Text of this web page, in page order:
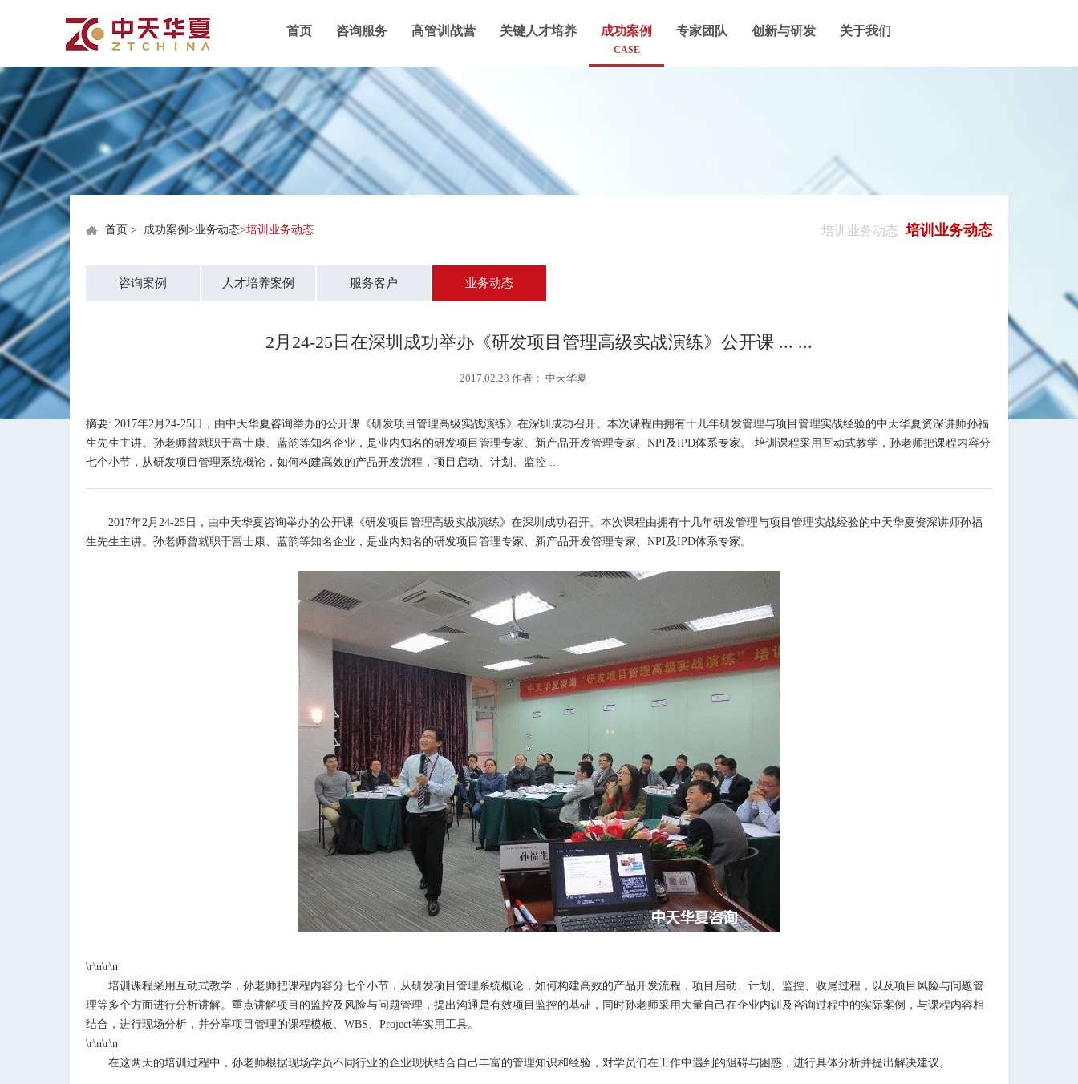
首页 咨询服务 高管训战营 关键人才培养 成功案例
CASE
专家团队 创新与研发 关于我们
首页 > 成功案例 >业务动态>培训业务动态 培训业务动态 培训业务动态
咨询案例 人才培养案例 服务客户 业务动态
2月24-25日在深圳成功举办《研发项目管理高级实战演练》公开课 ... ...
2017.02.28 作者： 中天华夏
摘要: 2017年2月24-25日，由中天华夏咨询举办的公开课《研发项目管理高级实战演练》在深圳成功召开。本次课程由拥有十几年研发管理与项目管理实战经验的中天华夏资深讲师孙福
生先生主讲。孙老师曾就职于富士康、蓝韵等知名企业，是业内知名的研发项目管理专家、新产品开发管理专家、NPI及IPD体系专家。 培训课程采用互动式教学，孙老师把课程内容分
七个小节，从研发项目管理系统概论，如何构建高效的产品开发流程，项目启动、计划、监控 ...
2017年2月 24-25 日，由中天华夏咨询举办的公开课《研发项目管理高级实战演练》在深圳成功召开。本次课程由拥有十几年研发管理与项目管理实战经验的中天华夏资深讲师孙福
生先生主讲。孙老师曾就职于富士康、蓝韵等知名企业，是业内知名的研发项目管理专家、新产品开发管理专家、 NPI及IPD体系专家。
\r\n\r\n
培训课程采用互动式教学，孙老师把课程内容分七个小节，从研发项目管理系统概论，如何构建高效的产品开发流程，项目启动、计划、监控、收尾过程，以及项目风险与问题管
理等多个方面进行分析讲解。重点讲解项目的监控及风险与问题管理，提出沟通是有效项目监控的基础，同时孙老师采用大量自己在企业内训及咨询过程中的实际案例，与课程内容相
结合，进行现场分析，并分享项目管理的课程模板、 WBS、 Project等实用工具。
\r\n\r\n
在这两天的培训过程中，孙老师根据现场学员不同行业的企业现状结合自己丰富的管理知识和经验，对学员们在工作中遇到的阻碍与困惑，进行具体分析并提出解决建议。